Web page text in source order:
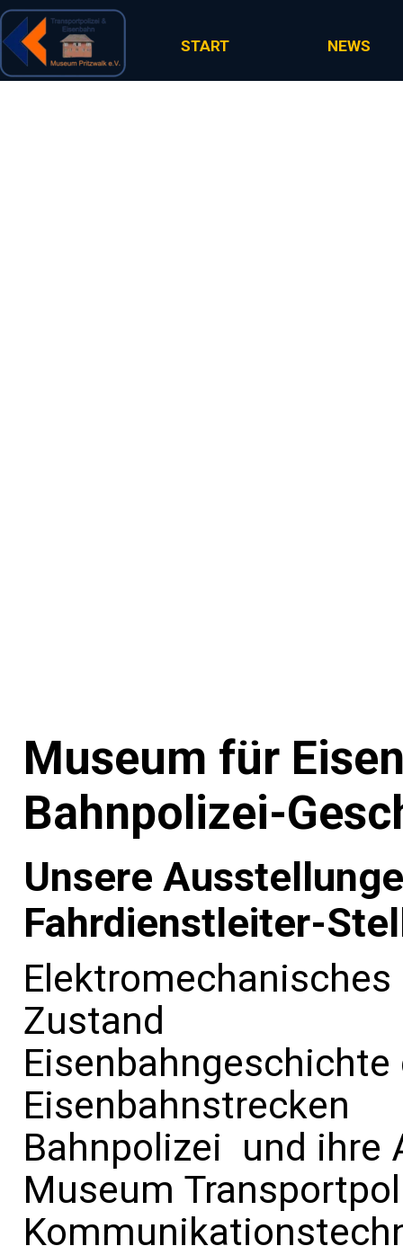
Direkt zum Seiteninhalt
START NEWS
Museum für
Bahnpolizei-
Unsere
Fahrdienstleiter-
Zustand
Eisenbahnstrecken
Bahnpolizei und ihre
Museum